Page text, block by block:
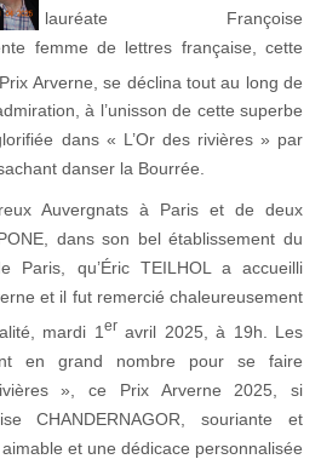
lauréate Françoise
femme de lettres française, cette
Prix Arverne, se déclina tout au long de
à l’unisson de cette superbe
dans « L’Or des rivières » par
danser la Bourrée.
Auvergnats à Paris et de deux
dans son bel établissement du
Paris, qu’Éric TEILHOL a accueilli
et il fut remercié chaleureusement
mardi 1 er avril 2025, à 19h. Les
en grand nombre pour se faire
», ce Prix Arverne 2025, si
CHANDERNAGOR, souriante et
et une dédicace personnalisée